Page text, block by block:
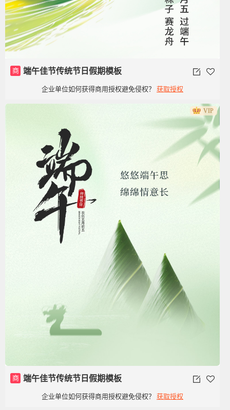
商 端午佳节传统节日假期模板
企业单位如何获得商用授权避免侵权？ 获取授权
VIP
商 端午佳节传统节日假期模板
企业单位如何获得商用授权避免侵权？ 获取授权